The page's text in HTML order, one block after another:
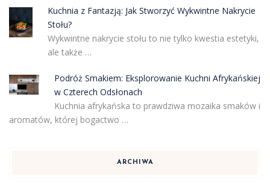
Kuchnia z Fantazją: Jak Stworzyć Wykwintne Nakrycie
Stołu?
Wykwintne nakrycie stołu to nie tylko kwestia estetyki,
ale także …
Podróż Smakiem: Eksplorowanie Kuchni Afrykańskiej
w Czterech Odsłonach
Kuchnia afrykańska to prawdziwa mozaika smaków i
aromatów, której bogactwo …
ARCHIWA